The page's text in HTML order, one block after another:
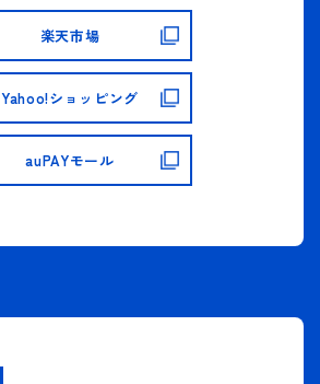
楽天市場
Yahoo!ショッピング
auPAYモール